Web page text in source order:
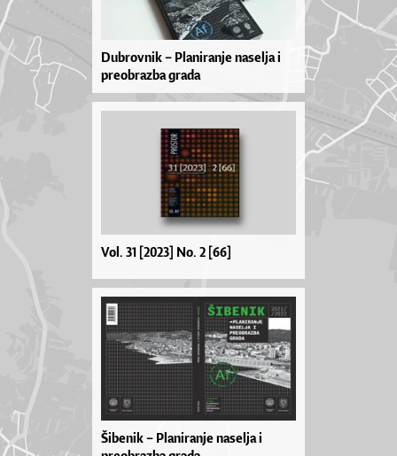
Dubrovnik – Planiranje naselja i
preobrazba grada
Vol. 31 [2023] No. 2 [66]
Šibenik – Planiranje naselja i